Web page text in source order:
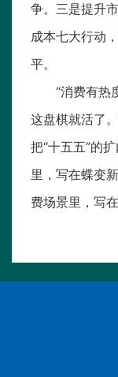
争。三是提升
成本七大行动
平。
“消费有热
这盘棋就活了
把“十五五”的
里，写在蝶变
费场景里，写